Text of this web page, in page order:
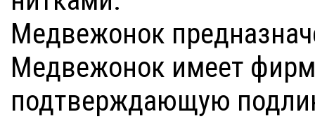
Медвежонок
Медвежонок имеет
подтверждающую